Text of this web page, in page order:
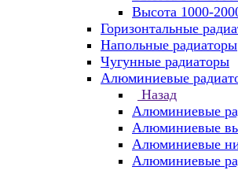
Высота 1000-
Горизонтальные
Напольные радиаторы
Чугунные радиаторы
Алюминиевые
Назад
Алюминиевые
Алюминиевые
Алюминиевые
Алюминиевые